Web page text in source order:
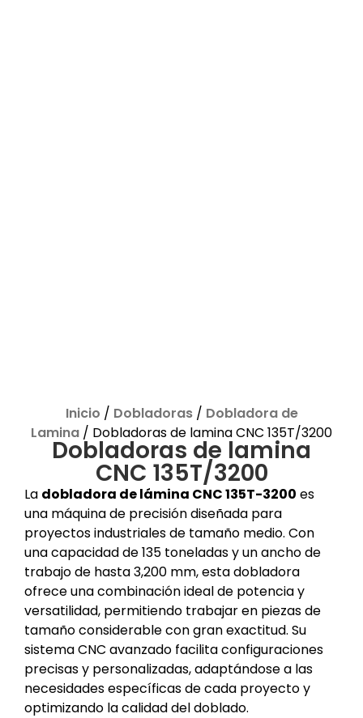
Inicio / Dobladoras/ Dobladora de
Lamina / Dobladoras de lamina CNC 135T/3200
Dobladoras de lamina
CNC 135T/3200
La dobladora de lámina CNC 135T-3200 es
una máquina de precisión diseñada para
proyectos industriales de tamaño medio. Con
una capacidad de 135 toneladas y un ancho de
trabajo de hasta 3,200 mm, esta dobladora
ofrece una combinación ideal de potencia y
versatilidad, permitiendo trabajar en piezas de
tamaño considerable con gran exactitud. Su
sistema CNC avanzado facilita configuraciones
precisas y personalizadas, adaptándose a las
necesidades específicas de cada proyecto y
optimizando la calidad del doblado.